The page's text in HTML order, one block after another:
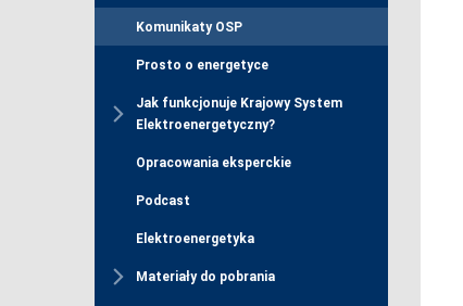
Komunikaty OSP
Prosto o energetyce
Jak funkcjonuje Krajowy System
Elektroenergetyczny?
Opracowania eksperckie
Podcast
Elektroenergetyka
Materiały do pobrania